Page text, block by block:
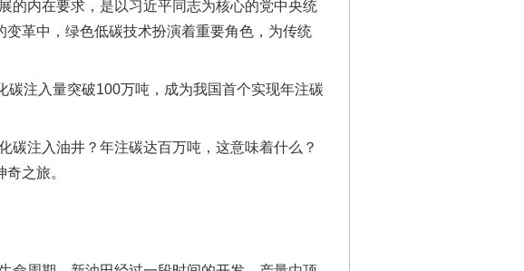
内在要求，是以习近平同志为核心的党中央统
变革中，绿色低碳技术扮演着重要角色，为传统
注入量突破100万吨，成为我国首个实现年注碳
注入油井？年注碳达百万吨，这意味着什么？
之旅。